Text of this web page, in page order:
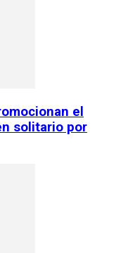
el
solitario por